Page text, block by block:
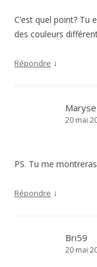
C’est quel point?
des couleurs
Répondre ↓
Maryse
20 mai
PS. Tu me
Répondre ↓
Bri59
20 mai